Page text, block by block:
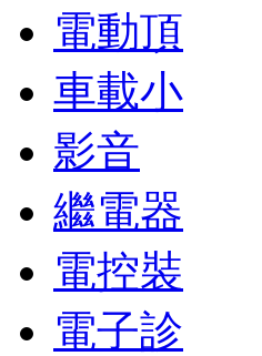
電動頂
車載小
影音
繼電器
電控裝
電子診